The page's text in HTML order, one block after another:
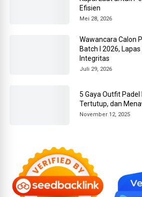
Efisien
Mei 28, 2026
Wawancara Calon
Batch I 2026,
Integritas
Juli 29, 2026
5 Gaya Outfit Padel
Tertutup, dan
November 12, 2025